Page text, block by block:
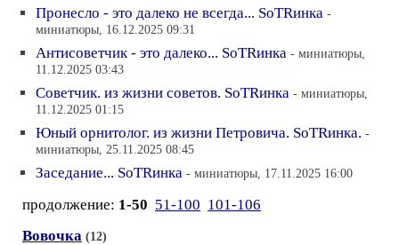
Пронесло - это далеко не всегда... SoTRинка -
миниатюры, 16.12.2025 09:31
Антисоветчик - это далеко... SoTRинка - миниатюры,
11.12.2025 03:43
Советчик. из жизни советов. SoTRинка - миниатюры,
11.12.2025 01:15
Юный орнитолог. из жизни Петровича. SoTRинка. -
миниатюры, 25.11.2025 08:45
Заседание... SoTRинка - миниатюры, 17.11.2025 16:00
продолжение: 1-50 51-100 101-106
Вовочка (12)